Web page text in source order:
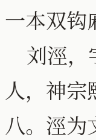
一本双钩
刘涇，
人，神
八。涇为